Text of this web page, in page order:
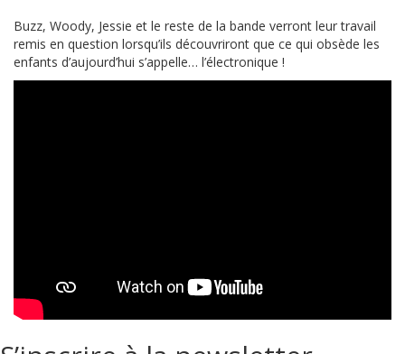
Buzz, Woody, Jessie et le reste de la bande verront leur travail
remis en question lorsqu’ils découvriront que ce qui obsède les
enfants d’aujourd’hui s’appelle… l’électronique !